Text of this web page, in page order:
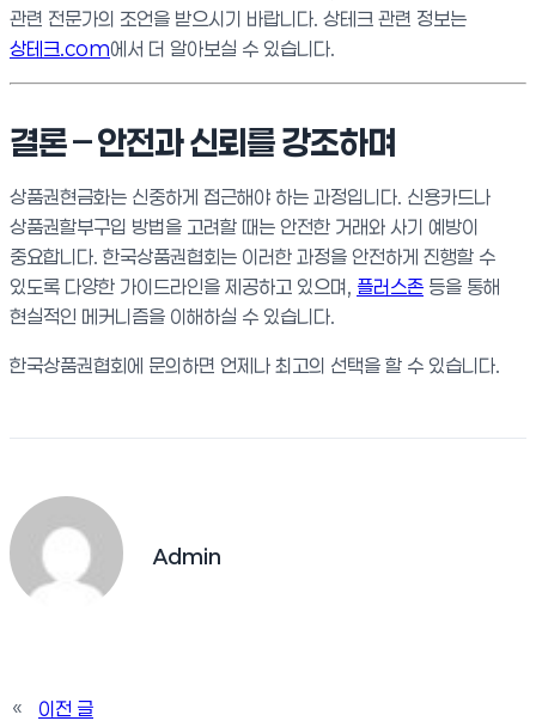
관련 전문가의 조언을 받으시기 바랍니다. 상테크 관련 정보는
상테크.com에서 더 알아보실 수 있습니다.
결론 – 안전과 신뢰를 강조하며
상품권현금화는 신중하게 접근해야 하는 과정입니다. 신용카드나
상품권할부구입 방법을 고려할 때는 안전한 거래와 사기 예방이
중요합니다. 한국상품권협회는 이러한 과정을 안전하게 진행할 수
있도록 다양한 가이드라인을 제공하고 있으며, 플러스존 등을 통해
현실적인 메커니즘을 이해하실 수 있습니다.
한국상품권협회에 문의하면 언제나 최고의 선택을 할 수 있습니다.
Admin
«
이전 글